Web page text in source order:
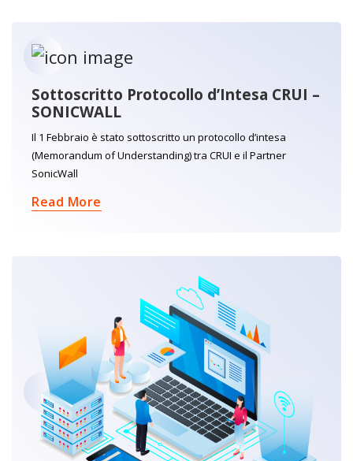
Sottoscritto Protocollo d’Intesa CRUI –
SONICWALL
Il 1 Febbraio è stato sottoscritto un protocollo d’intesa
(Memorandum of Understanding) tra CRUI e il Partner
SonicWall
Read More